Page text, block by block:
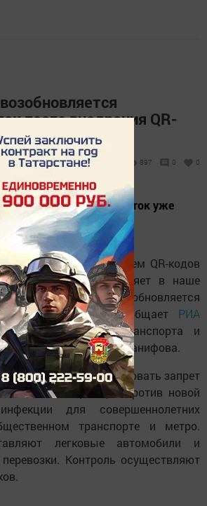
после внедрения QR-
- 09:34 897 0 0
пассажиропоток уже
кодов в транспорте.
с внедрением QR-кодов
РТ составляет в наше
пассажиропоток возобновляется
день. Об этом сообщает РИА
на министра транспорта и
республики Фарита Ханифова.
стал функционировать запрет
об вакцинации против новой
для совершеннолетних
транспорте и метро.
легковые автомобили и
Контроль осуществляют